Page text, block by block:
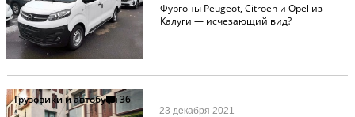
Фургоны Peugeot, Citroen и Opel из
Калуги — исчезающий вид?
Грузовики и автобусы36
23 декабря 2021